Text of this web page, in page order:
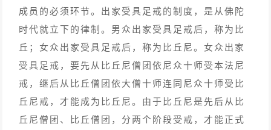
成员的必须环节。出家受具足戒的制度，是从佛陀
时代就立下的律制。男众出家受具足戒后，称为比
丘；女众出家受具足戒后，称为比丘尼。女众出家
受具足戒，要先从比丘尼僧团依尼众十师受本法尼
戒，继后从比丘僧团依大僧十师连同尼众十师受比
丘尼戒，才能成为比丘尼。由于比丘尼是先后从比
丘尼僧团、比丘僧团，分两个阶段受戒，才能正式